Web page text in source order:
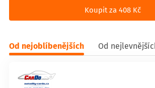
Koupit za 408 Kč
Od nejoblíbenějších Od